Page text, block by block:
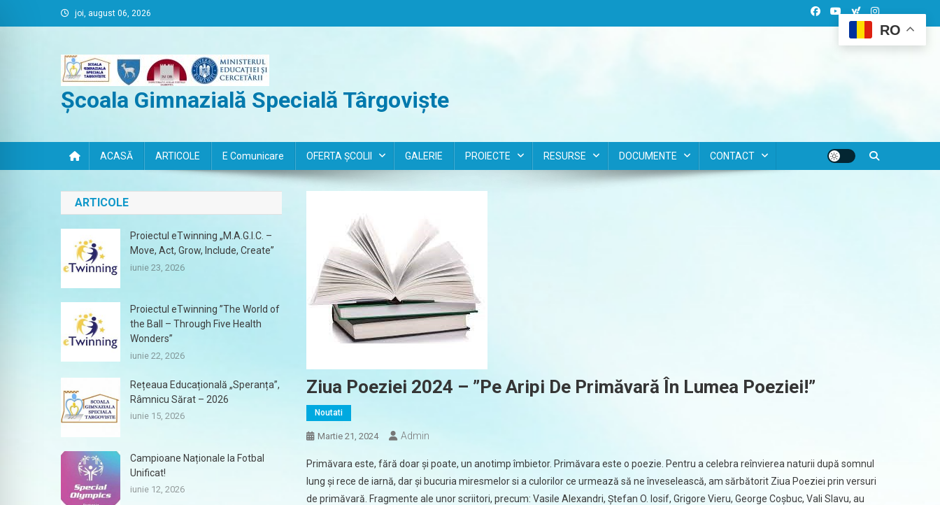
to
joi, august 06, 2026
Școala Gimnazială Specială Târgoviște
ACASĂ ARTICOLE E Comunicare OFERTA ȘCOLII GALERIE PROIECTE RESURSE DOCUMENTE CONTACT
Ziua Poeziei 2024 – ”Pe Aripi De Primăvară În Lumea Poeziei!”
Noutati
Martie 21, 2024 Admin
Primăvara este, fără doar și poate, un anotimp îmbietor. Primăvara este o poezie. Pentru a celebra reînvierea naturii după somnul
lung și rece de iarnă, dar și bucuria miresmelor si a culorilor ce urmează să ne înveselească, am sărbătorit Ziua Poeziei prin versuri
de primăvară. Fragmente ale unor scriitori, precum: Vasile Alexandri, Ştefan O. Iosif, Grigore Vieru, George Coşbuc, Vali Slavu, au
ARTICOLE
Proiectul eTwinning „M.A.G.I.C. –
Move, Act, Grow, Include, Create”
iunie 23, 2026
Proiectul eTwinning ”The World of
the Ball – Through Five Health
Wonders”
iunie 22, 2026
Rețeaua Educațională „Speranța”,
Râmnicu Sărat – 2026
iunie 15, 2026
Campioane Naționale la Fotbal
Unificat!
iunie 12, 2026
RO